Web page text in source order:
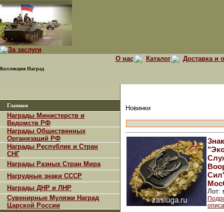
Коллекция Наград
О нас Каталог Доставка и
Главная
Награды Министерств и
Ведомств РФ
Награды Общественных
Организаций РФ
Награды Республик и Стран
СНГ
Награды Разных Стран Мира
Нагрудные знаки СССР
Награды ДНР и ЛНР
Сувенирные Муляжи Наград
Царской России
Новинки
Лот: